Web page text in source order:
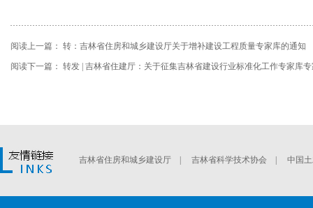
阅读上一篇： 转：吉林省住房和城乡建设厅关于增补建设工程质量专家库的通知
阅读下一篇： 转发 | 吉林省住建厅：关于征集吉林省建设行业标准化工作专家库
吉林省住房和城乡建设厅 吉林省科学技术协会 中国